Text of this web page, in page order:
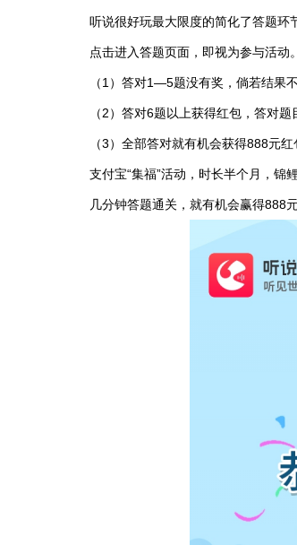
听说很好玩最大限度的简化了答题环
点击进入答题页面，即视为参与活动。
（1）答对1—5题没有奖，倘若结果
（2）答对6题以上获得红包，答对题
（3）全部答对就有机会获得888元红
支付宝“集福”活动，时长半个月，锦
几分钟答题通关，就有机会赢得888